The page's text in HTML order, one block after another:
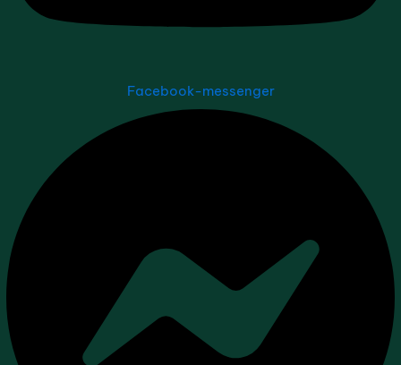
Facebook-messenger